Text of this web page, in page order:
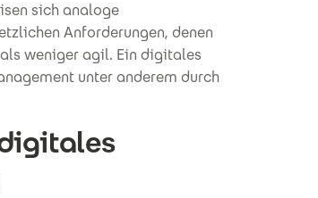
sich analoge
Anforderungen, denen
weniger agil. Ein digitales
unter anderem durch